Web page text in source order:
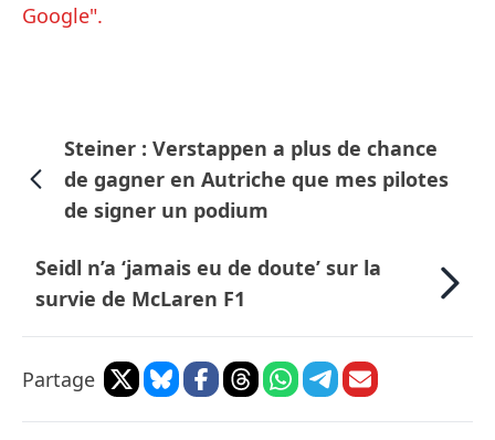
Google".
Steiner : Verstappen a plus de chance
de gagner en Autriche que mes pilotes
de signer un podium
Seidl n’a ‘jamais eu de doute’ sur la
survie de McLaren F1
Partage